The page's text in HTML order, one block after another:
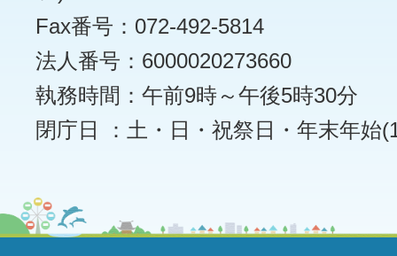
Fax番号：072-492-5814
法人番号：6000020273660
執務時間：午前9時～午後5時30分
閉庁日 ：土・日・祝祭日・年末年始